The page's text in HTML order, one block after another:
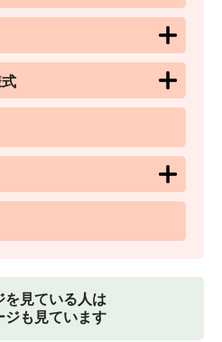
を見ている人は
ジも見ています